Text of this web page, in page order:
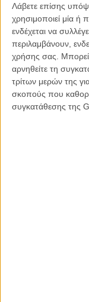
Λάβετε επίσης
χρησιμοποιεί μία ή
ενδέχεται να
περιλαμβάνουν,
χρήσης σας.
αρνηθείτε τη
τρίτων μερών της
σκοπούς που
συγκατάθεσης της
Η Χριστίνα Μουμούρη
φωτογραφίας, με
βίντεο και
Λατινική Αμερική,
διευθύντριες
επάγγελμα, και μία
ώστε αυτό το γεγονός
Το 2020 τη βρήκε να